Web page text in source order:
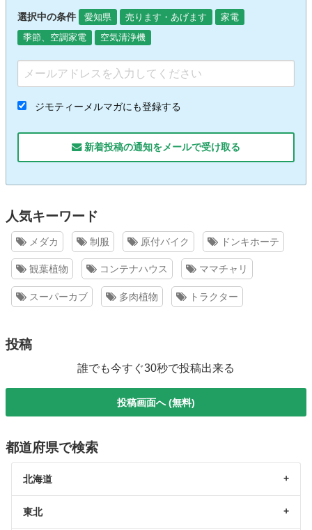
選択中の条件 愛知県 売ります・あげます
家電
季節、空調家電
空気清浄機
ジモティーメルマガにも登録する
新着投稿の通知をメールで受け取る
人気キーワード
メダカ 制服 原付バイク ドンキホーテ
観葉植物 コンテナハウス ママチャリ
スーパーカブ 多肉植物 トラクター
投稿
誰でも今すぐ30秒で投稿出来る
投稿画面へ (無料)
都道府県で検索
北海道
東北